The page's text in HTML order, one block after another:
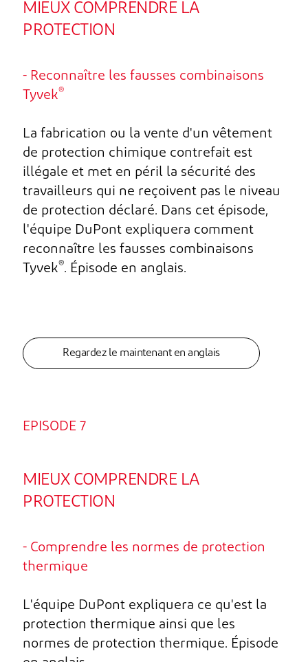
MIEUX COMPRENDRE LA
PROTECTION
- Reconnaître les fausses combinaisons
Tyvek®
La fabrication ou la vente d'un vêtement
de protection chimique contrefait est
illégale et met en péril la sécurité des
travailleurs qui ne reçoivent pas le niveau
de protection déclaré. Dans cet épisode,
l'équipe DuPont expliquera comment
reconnaître les fausses combinaisons
Tyvek®. Épisode en anglais.
Regardez le maintenant en anglais
EPISODE 7
MIEUX COMPRENDRE LA
PROTECTION
- Comprendre les normes de protection
thermique
L'équipe DuPont expliquera ce qu'est la
protection thermique ainsi que les
normes de protection thermique. Épisode